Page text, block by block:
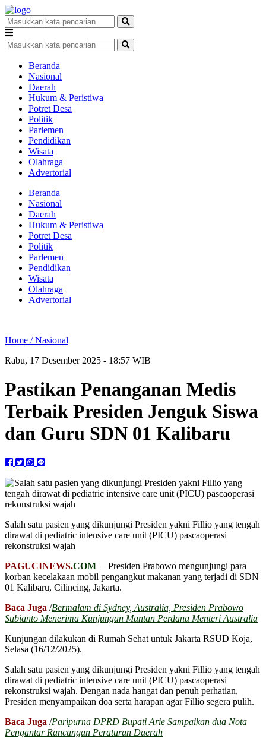
Beranda
Nasional
Daerah
Hukum & Peristiwa
Potret Desa
Politik
Parlemen
Pendidikan
Wisata
Olahraga
Advertorial
Beranda
Nasional
Daerah
Hukum & Peristiwa
Potret Desa
Politik
Parlemen
Pendidikan
Wisata
Olahraga
Advertorial
Home /Nasional
Rabu, 17 Desember 2025 - 18:57 WIB
Pastikan Penanganan Medis
Terbaik Presiden Jenguk Siswa
dan Guru SDN 01 Kalibaru
Salah satu pasien yang dikunjungi Presiden yakni Fillio yang tengah
dirawat di pediatric intensive care unit (PICU) pascaoperasi
rekonstruksi wajah
PAGUCINEWS.COM – Presiden Prabowo mengunjungi para
korban kecelakaan mobil pengangkut makanan yang terjadi di SDN
01 Kalibaru, Cilincing, Jakarta.
Baca Juga /Bermalam di Sydney, Australia, Presiden Prabowo
Subianto Menerima Kunjungan Mantan Perdana Menteri Australia
Kunjungan dilakukan di Rumah Sehat untuk Jakarta RSUD Koja,
Selasa (16/12/2025).
Salah satu pasien yang dikunjungi Presiden yakni Fillio yang tengah
dirawat di pediatric intensive care unit (PICU) pascaoperasi
rekonstruksi wajah. Dengan nada hangat dan penuh perhatian,
Presiden menyampaikan doa serta harapan agar Fillio segera pulih.
Baca Juga /Paripurna DPRD Bupati Arie Sampaikan dua Nota
Pengantar Rancangan Peraturan Daerah